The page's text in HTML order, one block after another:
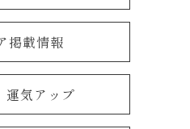
掲載情報
運気アップ